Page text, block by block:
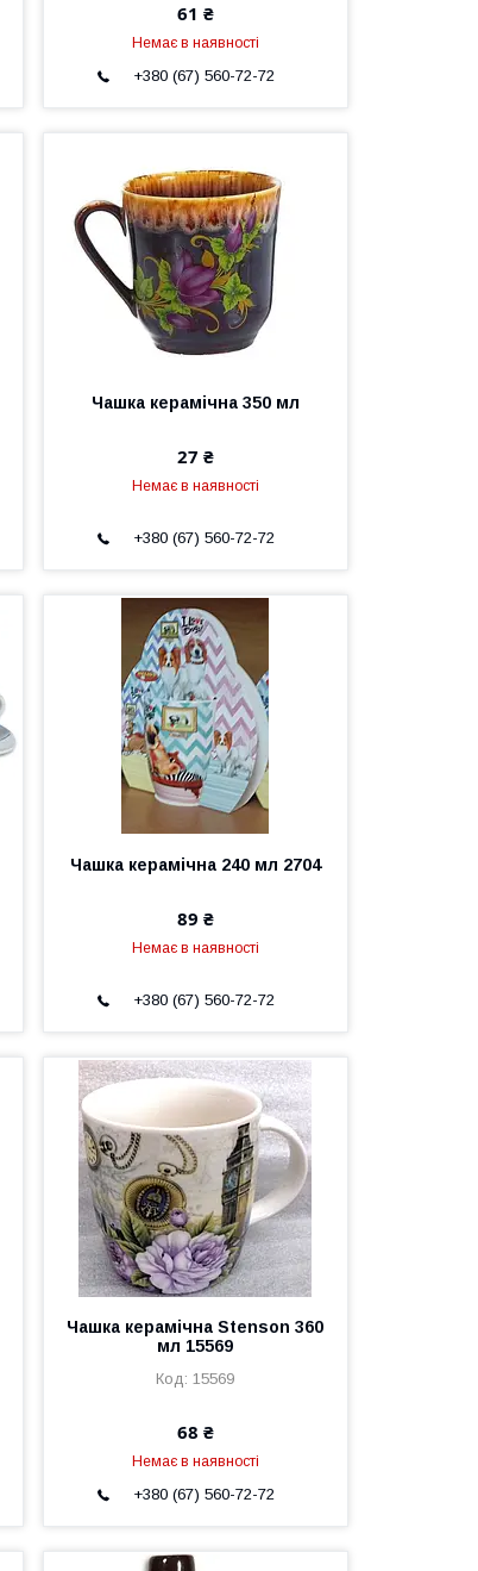
61 ₴
Немає в наявності
+380 (67) 560-72-72
Чашка керамічна 350 мл
27 ₴
Немає в наявності
+380 (67) 560-72-72
Чашка керамічна 240 мл 2704
89 ₴
Немає в наявності
+380 (67) 560-72-72
Чашка керамічна Stenson 360
мл 15569
15569
68 ₴
Немає в наявності
+380 (67) 560-72-72